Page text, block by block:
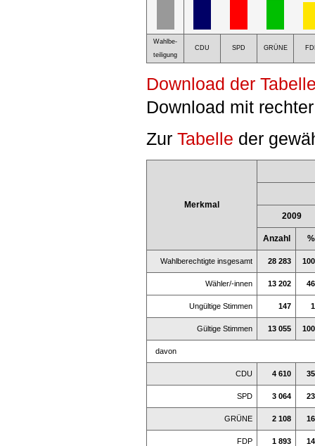
Wahlbe-
teiligung
CDU SPD GRÜNE
Download der
Download mit
ZurTabelle der
Merkmal
2009
Anzahl %
Wahlberechtigte insgesamt 28 283
Wähler/-innen 13 202
Ungültige Stimmen 147
Gültige Stimmen 13 055
davon
CDU 4 610
SPD 3 064
GRÜNE 2 108
FDP 1 893